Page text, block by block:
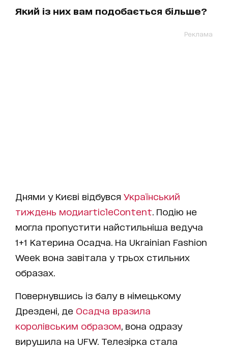
Який із них вам подобається більше?
Реклама
Днями у Києві відбувся Український
тиждень модиarticleContent . Подію не
могла пропустити найстильніша ведуча
1+1 Катерина Осадча. На Ukrainian Fashion
Week вона завітала у трьох стильних
образах.
Повернувшись із балу в німецькому
Дрездені, де Осадча вразила
королівським образом , вона одразу
вирушила на UFW. Телезірка стала